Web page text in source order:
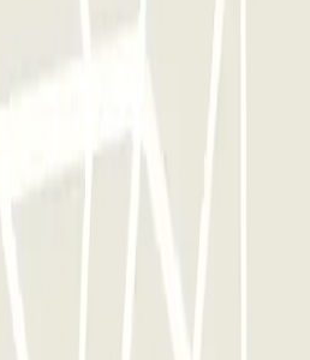
pouvez entrer et sortir du
vous le souhaitez.
Avis